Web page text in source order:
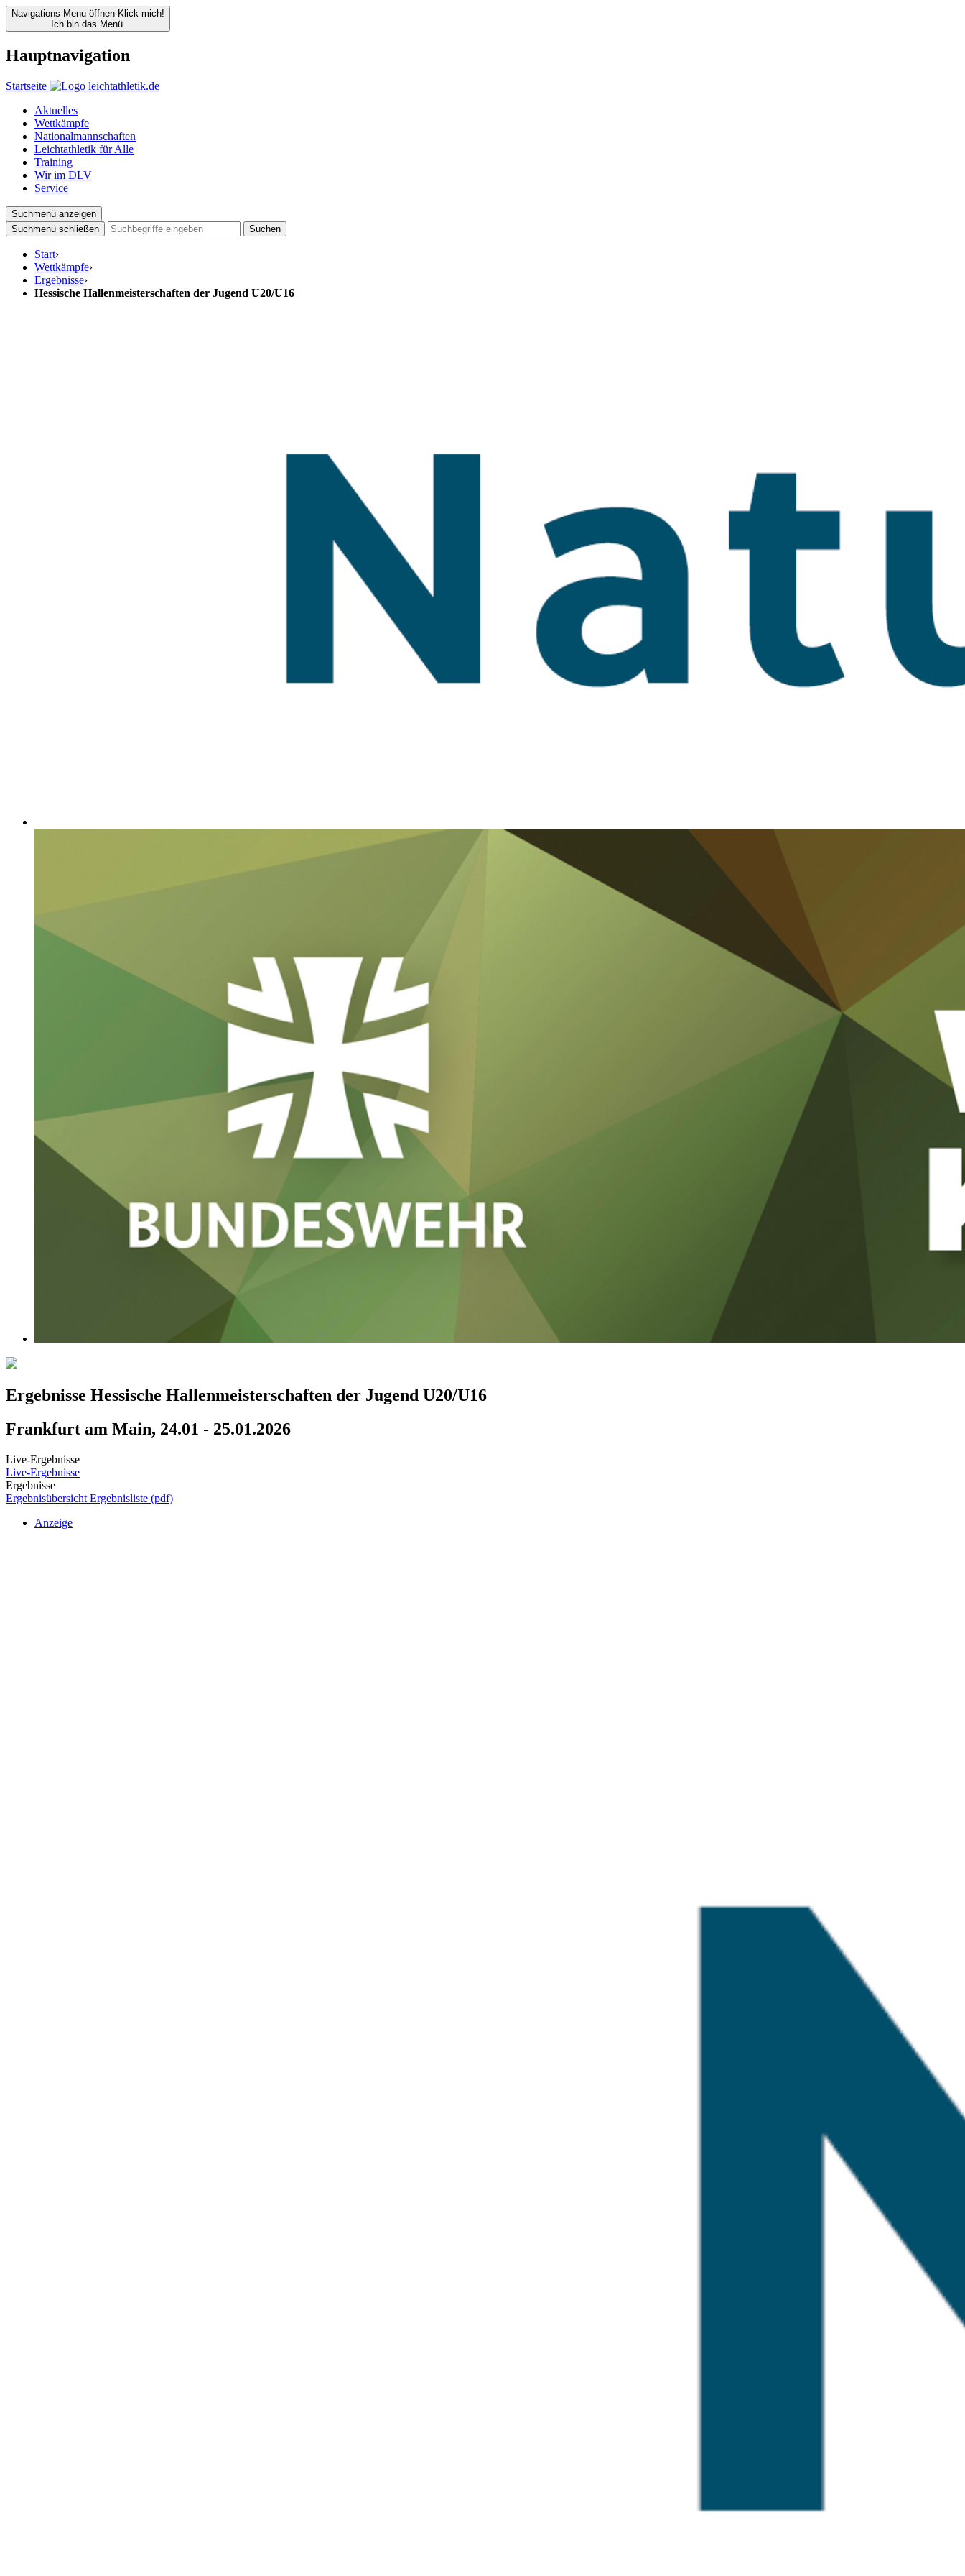
Navigations Menu öffnen Klick mich!
Ich bin das Menü.
Hauptnavigation
Startseite
Aktuelles
Wettkämpfe
Nationalmannschaften
Leichtathletik für Alle
Training
Wir im DLV
Service
Suchmenü anzeigen
Suchmenü schließen
Suchen
Start›
Wettkämpfe›
Ergebnisse›
Hessische Hallenmeisterschaften der Jugend U20/U16
Ergebnisse Hessische Hallenmeisterschaften der Jugend U20/U16
Frankfurt am Main, 24.01 - 25.01.2026
Live-Ergebnisse
Live-Ergebnisse
Ergebnisse
Ergebnisübersicht Ergebnisliste (pdf)
Anzeige